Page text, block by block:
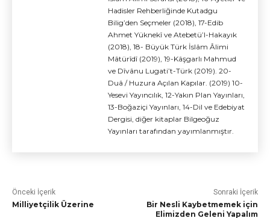
Hadisler Rehberliğinde Kutadgu
Bilig’den Seçmeler (2018), 17-Edib
Ahmet Yüknekî ve Atebetü’l-Hakayık
(2018), 18- Büyük Türk İslâm Âlimi
Mâtürîdî (2019), 19-Kâşgarlı Mahmud
ve Dîvânu Lugati’t-Türk (2019). 20-
Duâ / Huzura Açılan Kapılar. (2019) 10-
Yesevi Yayıncılık, 12-Yakın Plan Yayınları,
13-Boğaziçi Yayınları, 14-Dil ve Edebiyat
Dergisi, diğer kitaplar Bilgeoğuz
Yayınları tarafından yayımlanmıştır.
Önceki İçerik
Milliyetçilik Üzerine
Sonraki İçerik
Bir Nesli Kaybetmemek için
Elimizden Geleni Yapalım